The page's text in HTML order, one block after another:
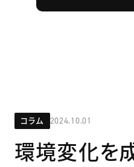
コラム 2024.10.01
環境変化を